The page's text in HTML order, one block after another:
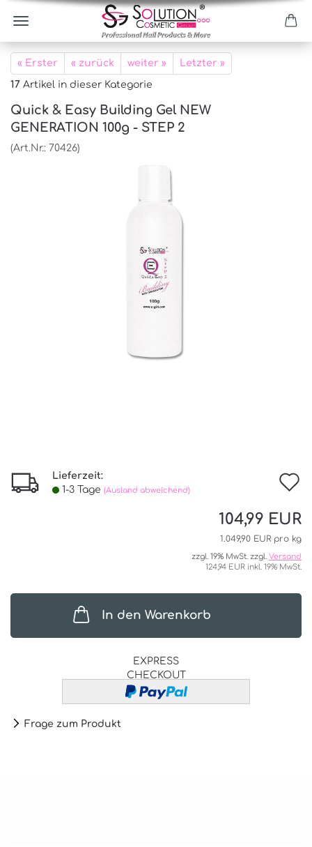
« Erster « zurück weiter » Letzter »
17 Artikel in dieser Kategorie
Quick & Easy Building Gel NEW
GENERATION 100g - STEP 2
(Art.Nr.: 70426)
Lieferzeit:
1-3 Tage (Ausland abweichend)
104,99 EUR
1.049,90 EUR pro kg
zzgl. 19% MwSt. zzgl. Versand
124,94 EUR inkl. 19% MwSt.
In den Warenkorb
EXPRESS
CHECKOUT
Frage zum Produkt